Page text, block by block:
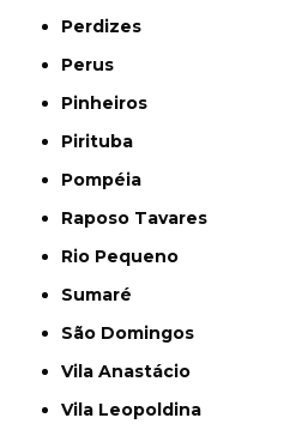
Perdizes
Perus
Pinheiros
Pirituba
Pompéia
Raposo Tavares
Rio Pequeno
Sumaré
São Domingos
Vila Anastácio
Vila Leopoldina